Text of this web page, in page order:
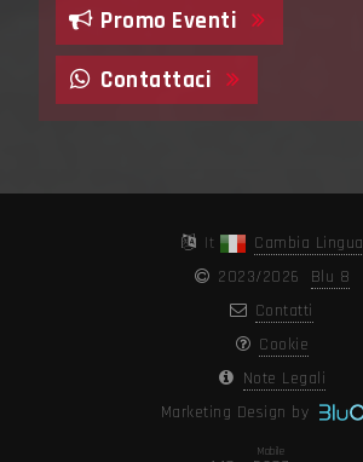
Promo Eventi
Contattaci
It
Cambia Lingua
2023/2026 Blu 8
Contatti
Cookie
Note Legali
Marketing Design by
Mobile